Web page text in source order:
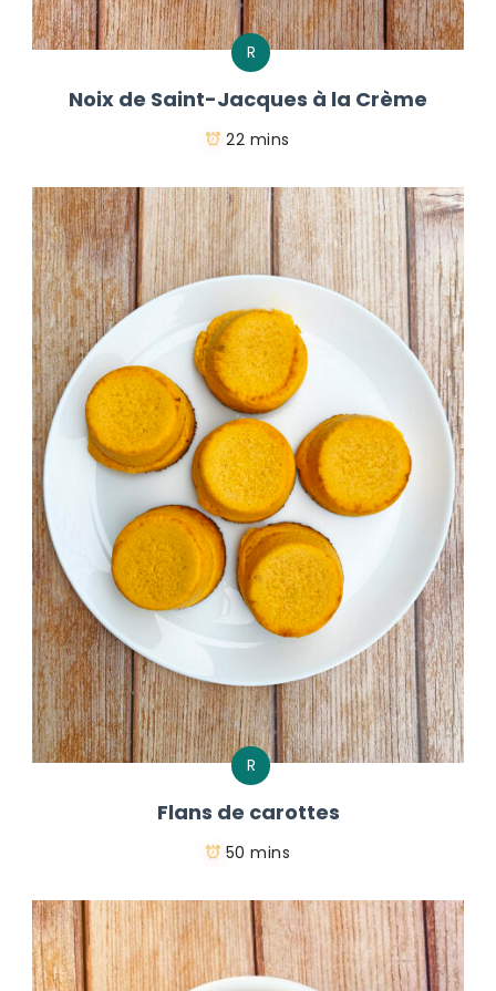
R
Noix de Saint-Jacques à la Crème
22 mins
R
Flans de carottes
50 mins